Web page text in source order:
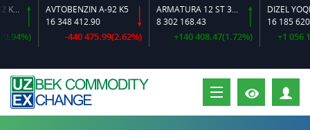
AVTOBENZIN A-92 K2-L
AVTOBENZIN A-92 K5
16 348 412.90
-440 475.99(2.62%)
ARMATURA 12 ST 35 GS O‘LCHAMLI
8 302 168.43
+140 408.47(1.72%)
DIZEL
16 185 620.72
+1 056